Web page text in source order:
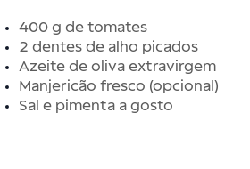
400 g de tomates
2 dentes de alho picados
Azeite de oliva extravirgem
Manjericão fresco (opcional)
Sal e pimenta a gosto